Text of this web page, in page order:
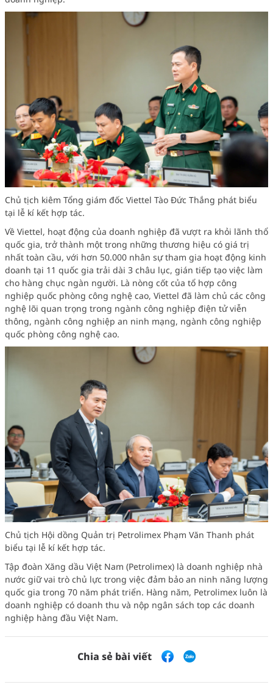
Chủ tịch kiêm Tổng giám đốc Viettel Tào Đức Thắng phát biểu
tại lễ kí kết hợp tác.
Về Viettel, hoạt động của doanh nghiệp đã vượt ra khỏi lãnh thổ
quốc gia, trở thành một trong những thương hiệu có giá trị
nhất toàn cầu, với hơn 50.000 nhân sự tham gia hoạt động kinh
doanh tại 11 quốc gia trải dài 3 châu lục, gián tiếp tạo việc làm
cho hàng chục ngàn người. Là nòng cốt của tổ hợp công
nghiệp quốc phòng công nghệ cao, Viettel đã làm chủ các công
nghệ lõi quan trọng trong ngành công nghiệp điện tử viễn
thông, ngành công nghiệp an ninh mạng, ngành công nghiệp
quốc phòng công nghệ cao.
Chủ tịch Hội dồng Quản trị Petrolimex Phạm Văn Thanh phát
biểu tại lễ kí kết hợp tác.
Tập đoàn Xăng dầu Việt Nam (Petrolimex) là doanh nghiệp nhà
nước giữ vai trò chủ lực trong việc đảm bảo an ninh năng lượng
quốc gia trong 70 năm phát triển. Hàng năm, Petrolimex luôn là
doanh nghiệp có doanh thu và nộp ngân sách top các doanh
nghiệp hàng đầu Việt Nam.
Chia sẻ bài viết